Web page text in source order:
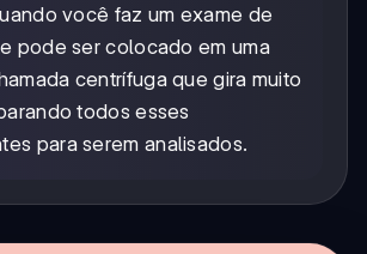
você faz um exame de
pode ser colocado em uma
centrífuga que gira muito
todos esses
para serem analisados.